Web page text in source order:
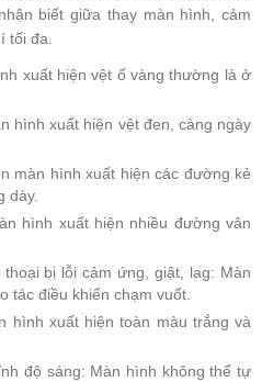
biết giữa thay màn hình, cảm
tối đa.
xuất hiện vệt ố vàng thường là ở
hình xuất hiện vệt đen, càng ngày
màn hình xuất hiện các đường kẻ
dày.
hình xuất hiện nhiều đường vân
bị lỗi cảm ứng, giật, lag: Màn
tác điều khiển chạm vuốt.
hình xuất hiện toàn màu trắng và
độ sáng: Màn hình không thể tự